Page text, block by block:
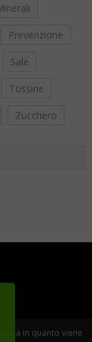
Prevenzione
Sale
Tossine
Zucchero
in quanto viene